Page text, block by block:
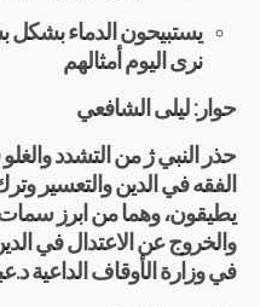
يستبيحون الدماء
نرى اليوم أمثالهم
حوار: ليلى الشافعي
حذر النبي ژ من التشدد
الفقه في الدين والتعسير
يطيقون، وهما من ابرز
والخروج عن الاعتدال في
في وزارة الأوقاف الداعية